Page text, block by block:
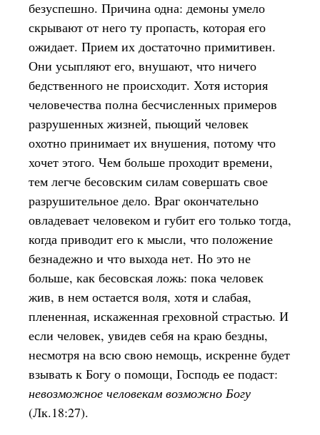
безуспешно. Причина одна: демоны умело
скрывают от него ту пропасть, которая его
ожидает. Прием их достаточно примитивен.
Они усыпляют его, внушают, что ничего
бедственного не происходит. Хотя история
человечества полна бесчисленных примеров
разрушенных жизней, пьющий человек
охотно принимает их внушения, потому что
хочет этого. Чем больше проходит времени,
тем легче бесовским силам совершать свое
разрушительное дело. Враг окончательно
овладевает человеком и губит его только тогда,
когда приводит его к мысли, что положение
безнадежно и что выхода нет. Но это не
больше, как бесовская ложь: пока человек
жив, в нем остается воля, хотя и слабая,
плененная, искаженная греховной страстью. И
если человек, увидев себя на краю бездны,
несмотря на всю свою немощь, искренне будет
взывать к Богу о помощи, Господь ее подаст:
невозможное человекам возможно Богу
(Лк.18:27).